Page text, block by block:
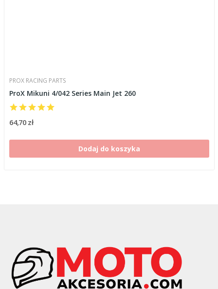
PROX RACING PARTS
ProX Mikuni 4/042 Series Main Jet 260
64,70 zł
Dodaj do koszyka